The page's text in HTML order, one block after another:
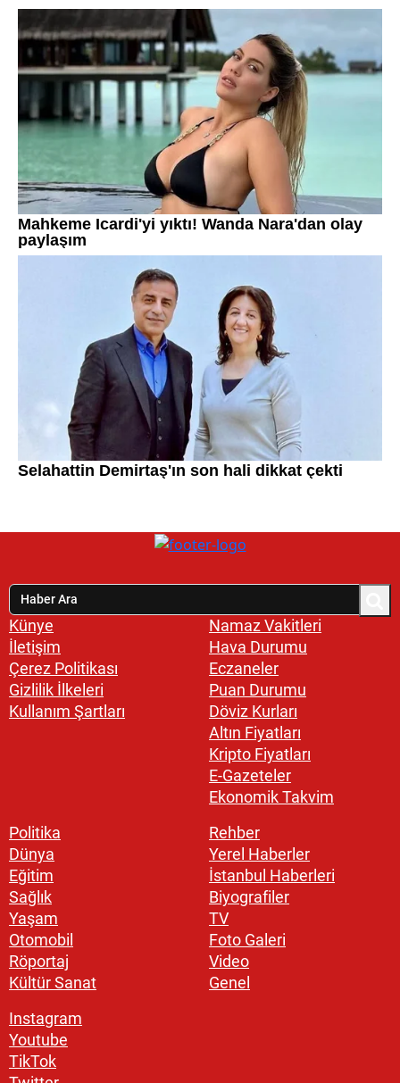
Künye
İletişim
Çerez Politikası
Gizlilik İlkeleri
Kullanım Şartları
Namaz Vakitleri
Hava Durumu
Eczaneler
Puan Durumu
Döviz Kurları
Altın Fiyatları
Kripto Fiyatları
E-Gazeteler
Ekonomik Takvim
Politika
Dünya
Eğitim
Sağlık
Yaşam
Otomobil
Röportaj
Kültür Sanat
Rehber
Yerel Haberler
İstanbul Haberleri
Biyografiler
TV
Foto Galeri
Video
Genel
Instagram
Youtube
TikTok